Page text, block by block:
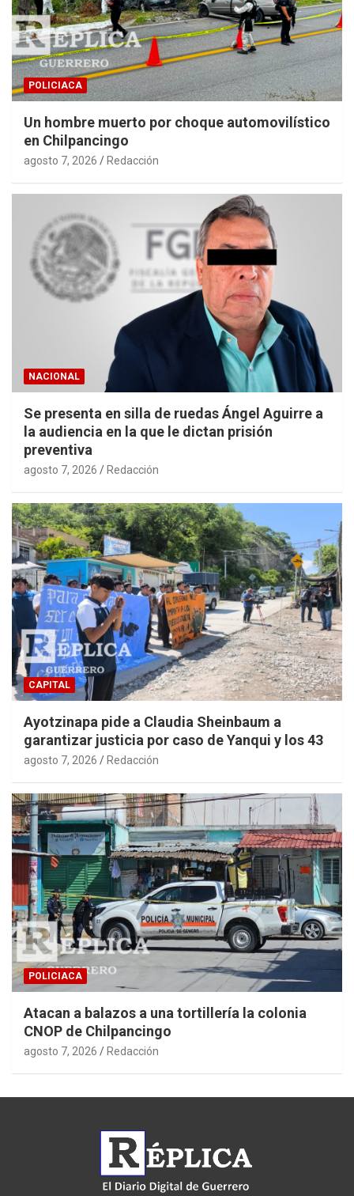
POLICIACA
Un hombre muerto por choque automovilístico
en Chilpancingo
agosto 7, 2026 Redacción
NACIONAL
Se presenta en silla de ruedas Ángel Aguirre a
la audiencia en la que le dictan prisión
preventiva
agosto 7, 2026 Redacción
CAPITAL
Ayotzinapa pide a Claudia Sheinbaum a
garantizar justicia por caso de Yanqui y los 43
agosto 7, 2026 Redacción
POLICIACA
Atacan a balazos a una tortillería la colonia
CNOP de Chilpancingo
agosto 7, 2026 Redacción